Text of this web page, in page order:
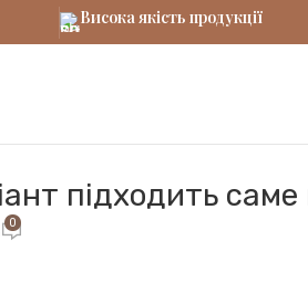
підходить саме
0
Висока якість продукції